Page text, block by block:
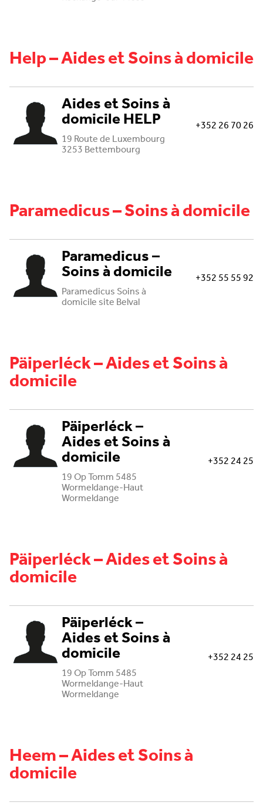
Help – Aides et Soins à domicile
Aides et Soins à
domicile HELP
19 Route de Luxembourg
3253 Bettembourg
+352 26 70 26
Paramedicus – Soins à domicile
Paramedicus –
Soins à domicile
Paramedicus Soins à
domicile site Belval
+352 55 55 92
Päiperléck – Aides et Soins à
domicile
Päiperléck –
Aides et Soins à
domicile
19 Op Tomm 5485
Wormeldange-Haut
Wormeldange
+352 24 25
Päiperléck – Aides et Soins à
domicile
Päiperléck –
Aides et Soins à
domicile
19 Op Tomm 5485
Wormeldange-Haut
Wormeldange
+352 24 25
Heem – Aides et Soins à
domicile